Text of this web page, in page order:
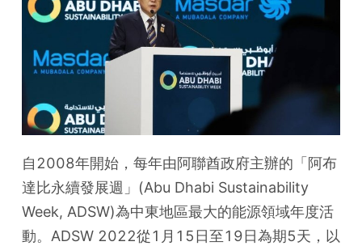
自2008年開始，每年由阿聯酋政府主辦的「阿布
達比永續發展週」(Abu Dhabi Sustainability
Week, ADSW)為中東地區最大的能源領域年度活
動。ADSW 2022從1月15日至19日為期5天，以